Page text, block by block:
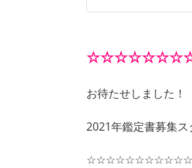
お待たせしました！
2021年鑑定書募集